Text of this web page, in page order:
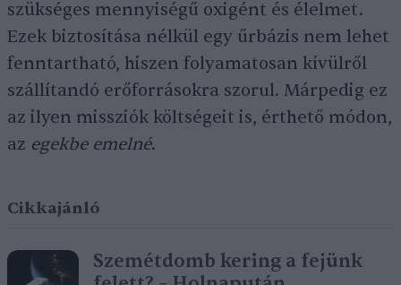
szükséges mennyiségű oxigént és élelmet.
Ezek biztosítása nélkül egy űrbázis nem lehet
fenntartható, hiszen folyamatosan kívülről
szállítandó erőforrásokra szorul. Márpedig ez
az ilyen missziók költségeit is, érthető módon,
az egekbe emelné.
Cikkajánló
Szemétdomb kering a fejünk